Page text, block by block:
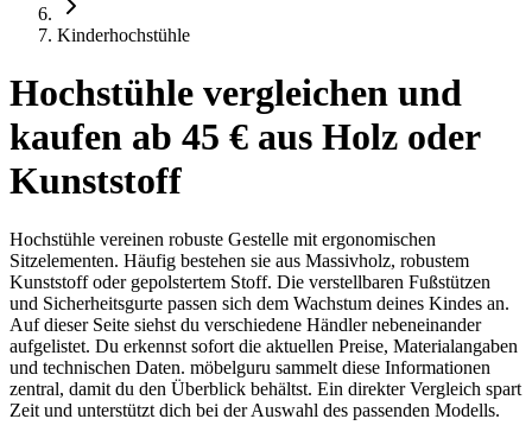
Kinderhochstühle
Hochstühle vergleichen und
kaufen ab 45 € aus Holz oder
Kunststoff
Hochstühle vereinen robuste Gestelle mit ergonomischen
Sitzelementen. Häufig bestehen sie aus Massivholz, robustem
Kunststoff oder gepolstertem Stoff. Die verstellbaren Fußstützen
und Sicherheitsgurte passen sich dem Wachstum deines Kindes an.
Auf dieser Seite siehst du verschiedene Händler nebeneinander
aufgelistet. Du erkennst sofort die aktuellen Preise, Materialangaben
und technischen Daten. möbelguru sammelt diese Informationen
zentral, damit du den Überblick behältst. Ein direkter Vergleich spart
Zeit und unterstützt dich bei der Auswahl des passenden Modells.